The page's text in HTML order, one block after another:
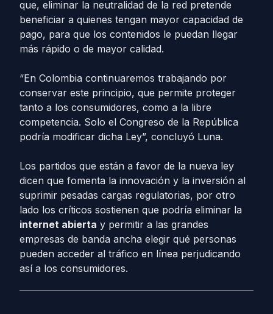
que, eliminar la neutralidad de la red pretende
beneficiar a quienes tengan mayor capacidad de
pago, para que los contenidos le puedan llegar
más rápido o de mayor calidad.
“En Colombia continuaremos trabajando por
conservar este principio, que permite proteger
tanto a los consumidores, como a la libre
competencia. Solo el Congreso de la República
podría modificar dicha Ley”, concluyó Luna.
Los partidos que están a favor de la nueva ley
dicen que fomenta la innovación y la inversión al
suprimir pesadas cargas regulatorias, por otro
lado los críticos sostienen que podría eliminar la
internet abierta y permitir a las grandes
empresas de banda ancha elegir qué personas
pueden acceder al tráfico en línea perjudicando
así a los consumidores.